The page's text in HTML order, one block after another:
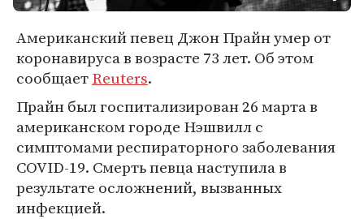
Американский певец Джон Прайн умер от
коронавируса в возрасте 73 лет. Об этом
сообщаетReuters.
Прайн был госпитализирован 26 марта в
американском городе Нэшвилл с
симптомами респираторного заболевания
COVID-19. Смерть певца наступила в
результате осложнений, вызванных
инфекцией.